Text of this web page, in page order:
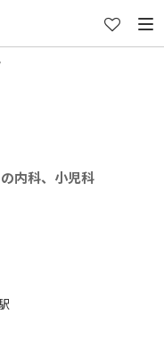
内科、小児科